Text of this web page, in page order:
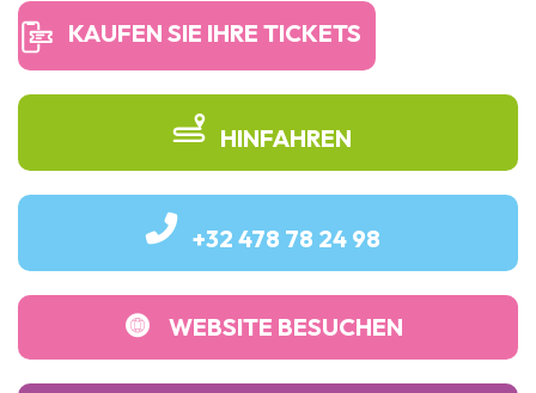
KAUFEN SIE IHRE TICKETS
HINFAHREN
+32 478 78 24 98
WEBSITE BESUCHEN